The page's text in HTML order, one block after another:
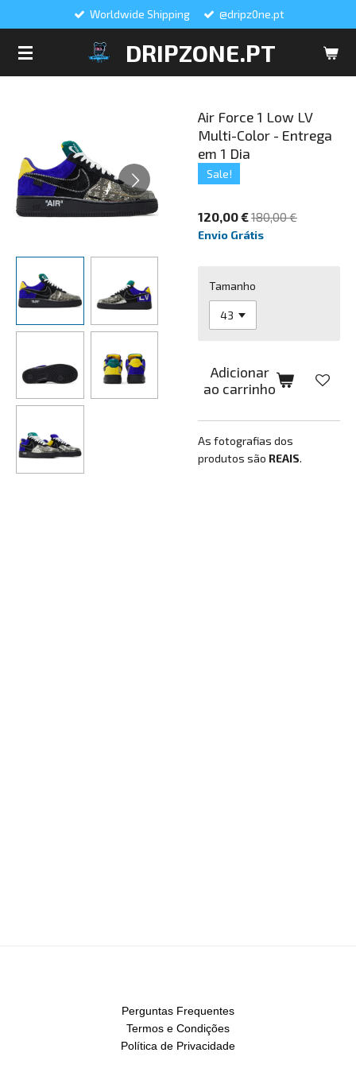
DRIPZONE.PT
Worldwide Shipping @dripz0ne.pt
Air Force 1 Low LV
Multi-Color - Entrega
em 1 Dia
Sale!
120,00 €180,00 €
Envio Grátis
Tamanho
Adicionar
ao carrinho
As fotografias dos
produtos são REAIS.
Perguntas Frequentes
Termos e Condições
Política de Privacidade